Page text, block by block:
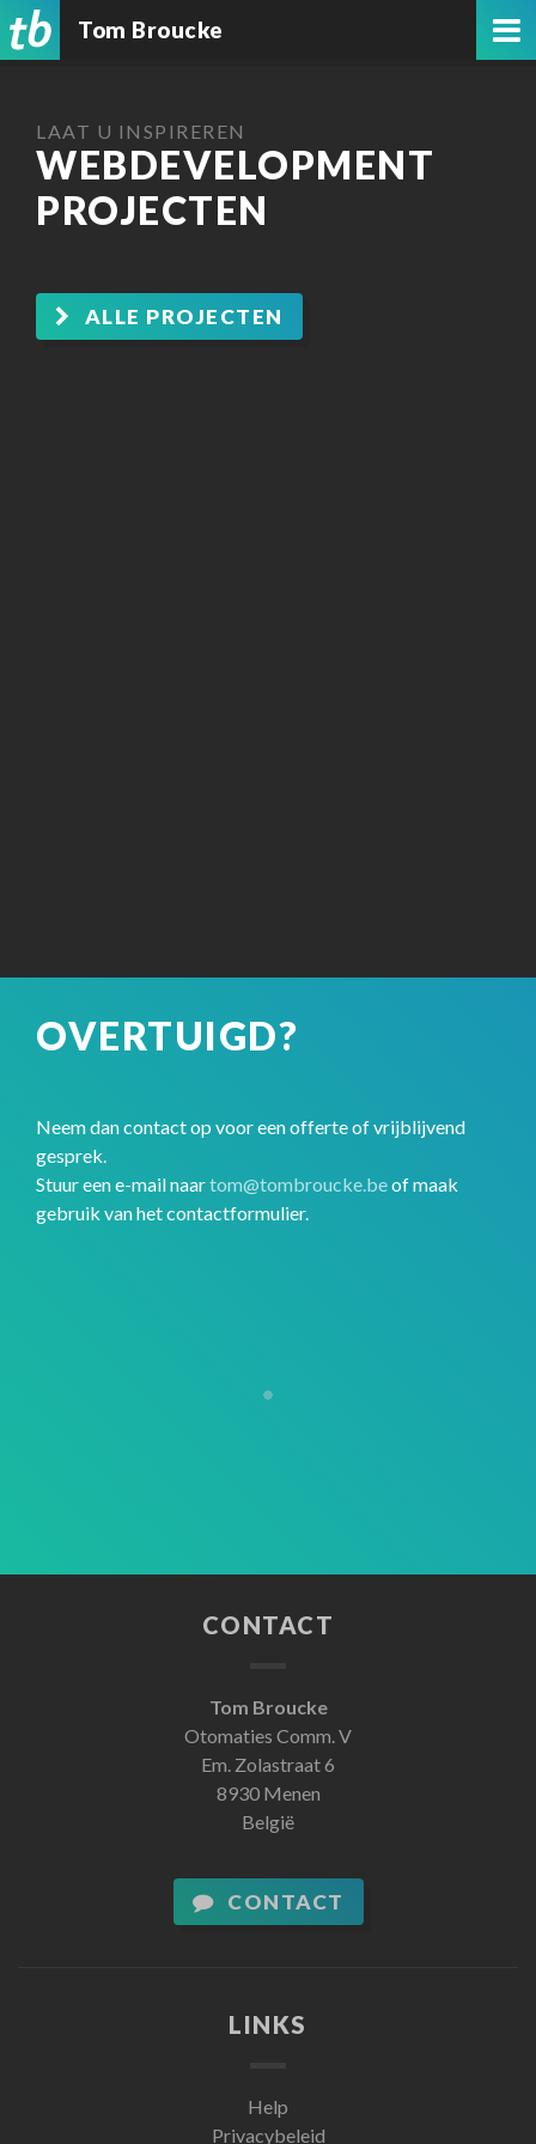
Tom Broucke
LAAT U INSPIREREN
WEBDEVELOPMENT
PROJECTEN
ALLE PROJECTEN
OVERTUIGD?
Neem dan contact op voor een offerte of vrijblijvend
gesprek.
Stuur een e-mail naartom@tombroucke.beof maak
gebruik van het contactformulier.
CONTACT
Tom Broucke
Otomaties Comm. V
Em. Zolastraat 6
8930 Menen
België
CONTACT
LINKS
Help
Privacybeleid